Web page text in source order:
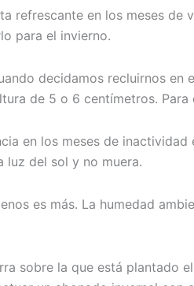
refrescante en los meses
para el invierno.
decidamos recluirnos
de 5 o 6 centímetros.
en los meses de
luz del sol y no muera.
es más. La humedad
sobre la que está plantado